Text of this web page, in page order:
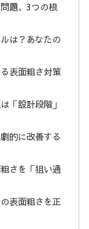
題、3つの根
は？あなたの
表面粗さ対策
「設計段階」
的に改善する
さを「狙い通
表面粗さを正